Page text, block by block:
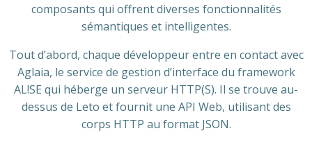
composants qui offrent diverses fonctionnalités
sémantiques et intelligentes.
Tout d’abord, chaque développeur entre en contact avec
Aglaia, le service de gestion d’interface du framework
AL!SE qui héberge un serveur HTTP(S). Il se trouve au-
dessus de Leto et fournit une API Web, utilisant des
corps HTTP au format JSON.